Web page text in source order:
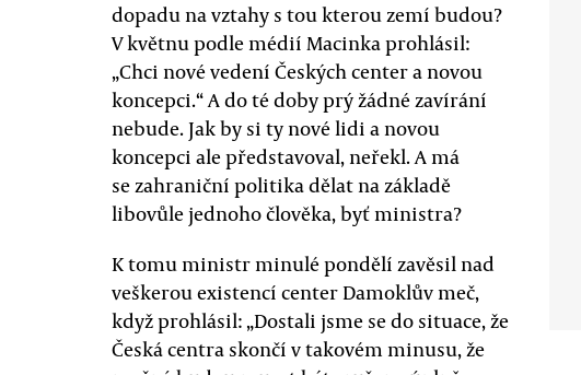
dopadu na vztahy s tou kterou zemí budou?
V květnu podle médií Macinka prohlásil:
„Chci nové vedení Českých center a novou
koncepci.“ A do té doby prý žádné zavírání
nebude. Jak by si ty nové lidi a novou
koncepci ale představoval, neřekl. A má
se zahraniční politika dělat na základě
libovůle jednoho člověka, byť ministra?
K tomu ministr minulé pondělí zavěsil nad
veškerou existencí center Damoklův meč,
když prohlásil: „Dostali jsme se do situace, že
Česká centra skončí v takovém minusu, že